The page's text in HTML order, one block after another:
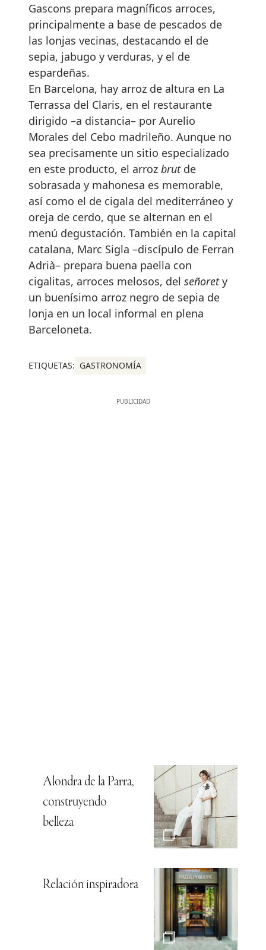
Gascons prepara magníficos arroces,
principalmente a base de pescados de
las lonjas vecinas, destacando el de
sepia, jabugo y verduras, y el de
espardeñas.
En Barcelona, hay arroz de altura en La
Terrassa del Claris, en el restaurante
dirigido –a distancia– por Aurelio
Morales del Cebo madrileño. Aunque no
sea precisamente un sitio especializado
en este producto, el arroz brutde
sobrasada y mahonesa es memorable,
así como el de cigala del mediterráneo y
oreja de cerdo, que se alternan en el
menú degustación. También en la capital
catalana, Marc Sigla –discípulo de Ferran
Adrià– prepara buena paella con
cigalitas, arroces melosos, del señorety
un buenísimo arroz negro de sepia de
lonja en un local informal en plena
Barceloneta.
ETIQUETAS: GASTRONOMÍA
Alondra de la Parra,
construyendo
belleza
Relación inspiradora